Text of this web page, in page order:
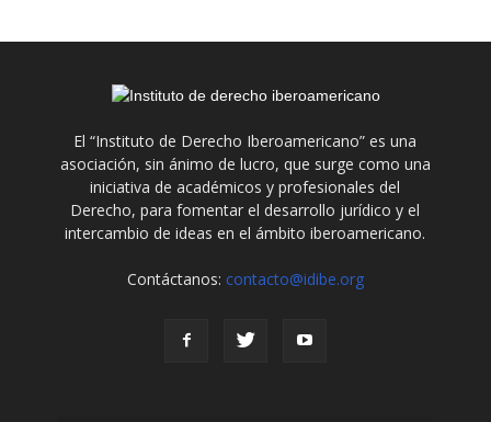
El “Instituto de Derecho Iberoamericano” es una
asociación, sin ánimo de lucro, que surge como una
iniciativa de académicos y profesionales del
Derecho, para fomentar el desarrollo jurídico y el
intercambio de ideas en el ámbito iberoamericano.
Contáctanos: contacto@idibe.org